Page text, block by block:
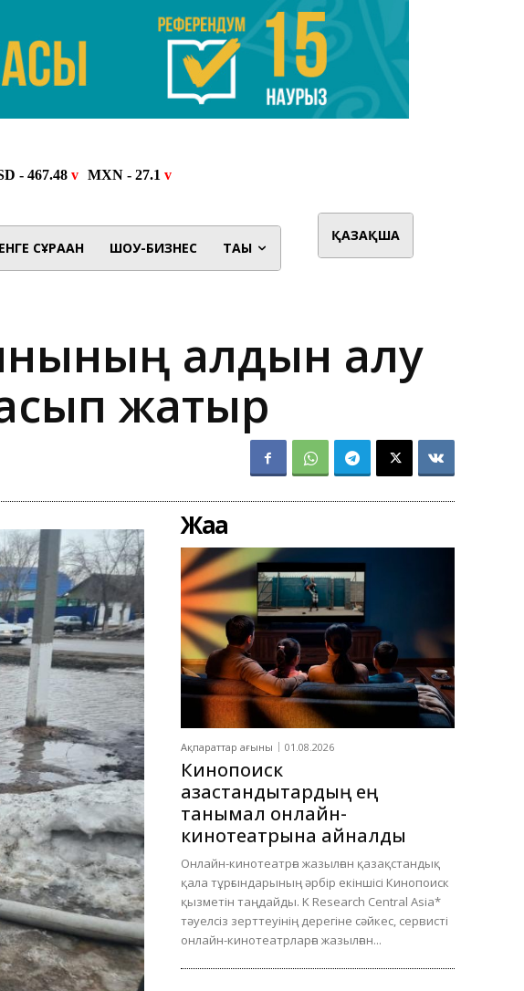
СҰРАҒАН ШОУ-БИЗНЕС ТАҒЫ
ҚАЗАҚША
алдын алу
жатыр
Жаңа
Ақпараттар ағыны 01.08.2026
Кинопоиск
қазақстандықтардың ең
танымал онлайн-
кинотеатрына айналды
Онлайн-кинотеатрға жазылған қазақстандық
қала тұрғындарының әрбір екіншісі Кинопоиск
қызметін таңдайды. K Research Central Asia*
тәуелсіз зерттеуінің дерегіне сәйкес, сервисті
онлайн-кинотеатрларға жазылған...